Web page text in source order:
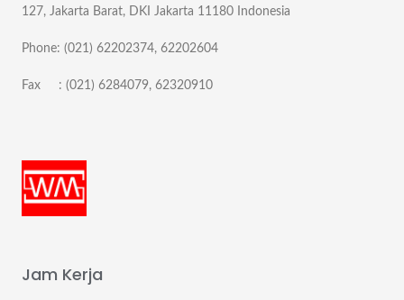
127, Jakarta Barat, DKI Jakarta 11180 Indonesia
Phone: (021) 62202374, 62202604
Fax : (021) 6284079, 62320910
Jam Kerja